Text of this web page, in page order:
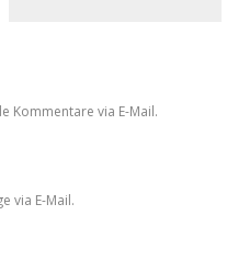
Kommentare via E-Mail.
via E-Mail.